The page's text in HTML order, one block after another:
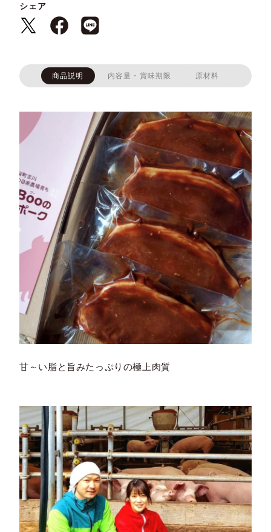
シェア
商品説明 内容量・賞味期限 原材料
甘～い脂と旨みたっぷりの極上肉質